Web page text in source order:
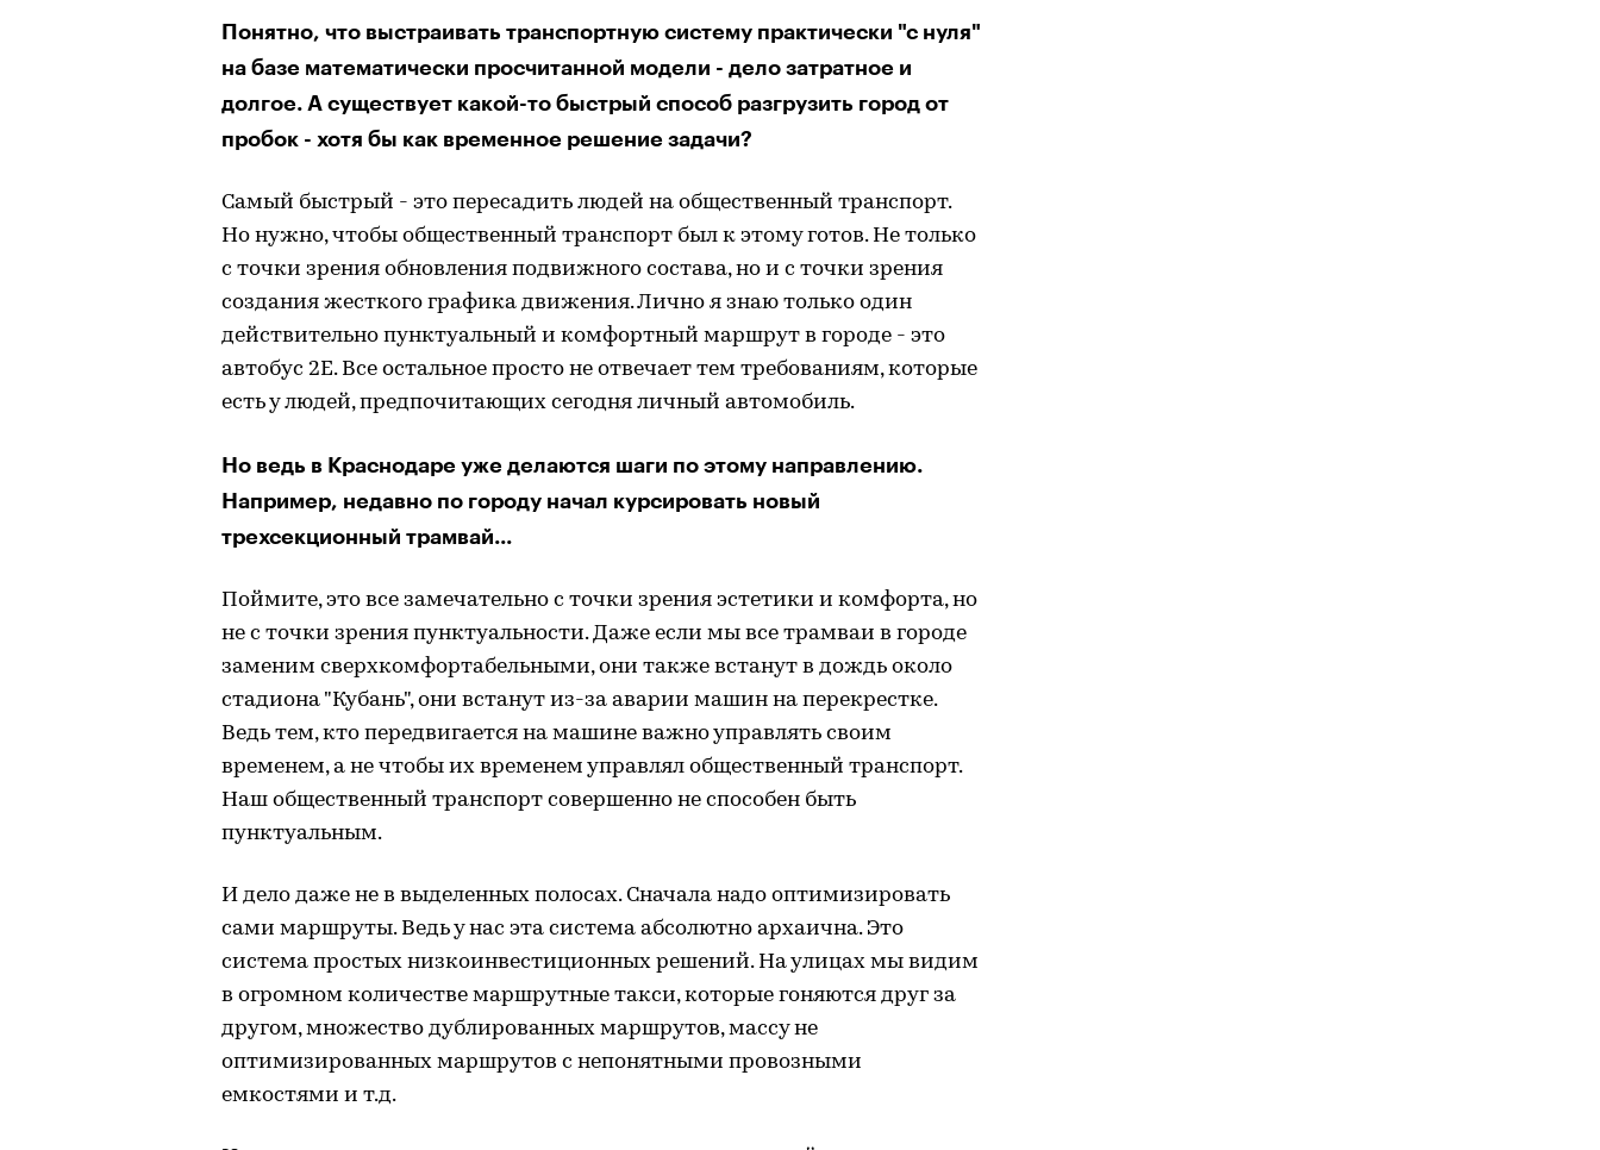
Понятно, что выстраивать транспортную систему практически "с нуля"
на базе математически просчитанной модели - дело затратное и
долгое. А существует какой-то быстрый способ разгрузить город от
пробок - хотя бы как временное решение задачи?
Самый быстрый - это пересадить людей на общественный транспорт.
Но нужно, чтобы общественный транспорт был к этому готов. Не только
с точки зрения обновления подвижного состава, но и с точки зрения
создания жесткого графика движения. Лично я знаю только один
действительно пунктуальный и комфортный маршрут в городе - это
автобус 2Е. Все остальное просто не отвечает тем требованиям, которые
есть у людей, предпочитающих сегодня личный автомобиль.
Но ведь в Краснодаре уже делаются шаги по этому направлению.
Например, недавно по городу начал курсировать новый
трехсекционный трамвай...
Поймите, это все замечательно с точки зрения эстетики и комфорта, но
не с точки зрения пунктуальности. Даже если мы все трамваи в городе
заменим сверхкомфортабельными, они также встанут в дождь около
стадиона "Кубань", они встанут из-за аварии машин на перекрестке.
Ведь тем, кто передвигается на машине важно управлять своим
временем, а не чтобы их временем управлял общественный транспорт.
Наш общественный транспорт совершенно не способен быть
пунктуальным.
И дело даже не в выделенных полосах. Сначала надо оптимизировать
сами маршруты. Ведь у нас эта система абсолютно архаична. Это
система простых низкоинвестиционных решений. На улицах мы видим
в огромном количестве маршрутные такси, которые гоняются друг за
другом, множество дублированных маршрутов, массу не
оптимизированных маршрутов с непонятными провозными
емкостями и т.д.